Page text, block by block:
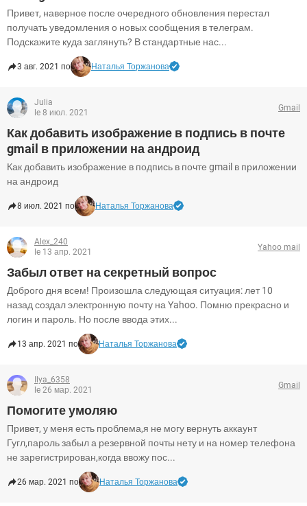
Привет, наверное после очередного обновления перестал
получать уведомления о новых сообщения в телеграм.
Подскажите куда заглянуть? В стандартные нас...
3 авг. 2021 по Наталья Торжанова
Julia
le 8 июл. 2021
Gmail
Как добавить изображение в подпись в почте
gmail в приложении на андроид
Как добавить изображение в подпись в почте gmail в приложении
на андроид
8 июл. 2021 по Наталья Торжанова
Alex_240
le 13 апр. 2021
Yahoo mail
Забыл ответ на секретный вопрос
Доброго дня всем! Произошла следующая ситуация: лет 10
назад создал электронную почту на Yahoo. Помню прекрасно и
логин и пароль. Но после ввода этих...
13 апр. 2021 по Наталья Торжанова
Ilya_6358
le 26 мар. 2021
Gmail
Помогите умоляю
Привет, у меня есть проблема,я не могу вернуть аккаунт
Гугл,пароль забыл а резервной почты нету и на номер телефона
не зарегистрирован,когда ввожу пос...
26 мар. 2021 по Наталья Торжанова